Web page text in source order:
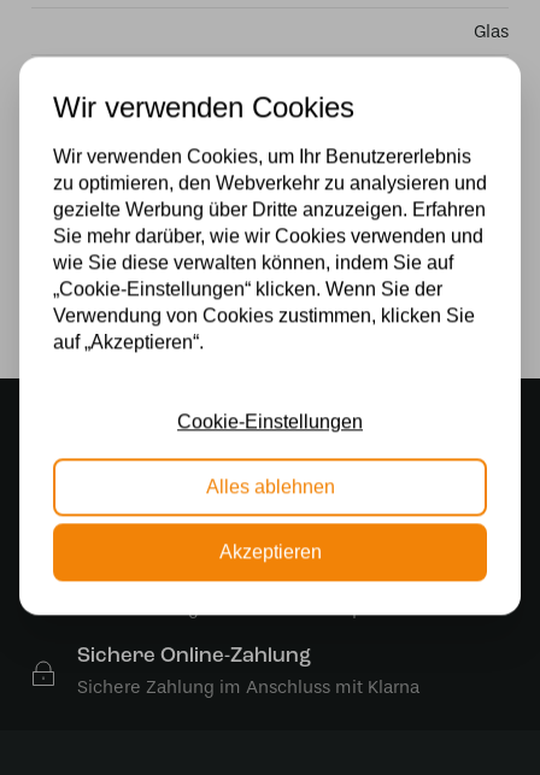
Glas
Wattzahl
40W
Lichtquelle
Stimmungsvoller Showroom
Kostenloser Versand
Kostenloser Versand in Deutschland ab 99 €
Kostenlose Lichtquellen
Sichere Online-Zahlung
Sichere Zahlung im Anschluss mit Klarna
Wir verwenden Cookies
Wir verwenden Cookies, um Ihr Benutzererlebnis
zu optimieren, den Webverkehr zu analysieren und
gezielte Werbung über Dritte anzuzeigen. Erfahren
Sie mehr darüber, wie wir Cookies verwenden und
wie Sie diese verwalten können, indem Sie auf
„Cookie-Einstellungen“ klicken. Wenn Sie der
Verwendung von Cookies zustimmen, klicken Sie
auf „Akzeptieren“.
Cookie-Einstellungen
Alles ablehnen
Akzeptieren